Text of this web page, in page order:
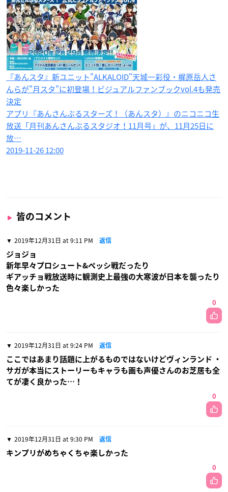
『あんスタ』新ユニット"ALKALOID"天城一彩役・梶原岳人さ
んらが"月スタ"に初登場！ビジュアルファンブックvol.4も発売
決定
アプリ『あんさんぶるスターズ！（あんスタ）』のニコニコ生
放送「月刊あんさんぶるスタジオ！11月号」が、11月25日に
放…
2019-11-26 12:00
皆のコメント
2019年12月31日 at 9:11 PM 返信
ジョジョ
新年早々プロシュート&ペッシ戦だったり
ギアッチョ戦放送時に観測史上最強の大寒波が日本を襲ったり
色々楽しかった
0
2019年12月31日 at 9:24 PM 返信
ここではあまり話題に上がるものではないけどヴィンランド ・
サガが本当にストーリーもキャラも画も声優さんのお芝居も全
てが凄く良かった…！
0
2019年12月31日 at 9:30 PM 返信
キンプリがめちゃくちゃ楽しかった
0